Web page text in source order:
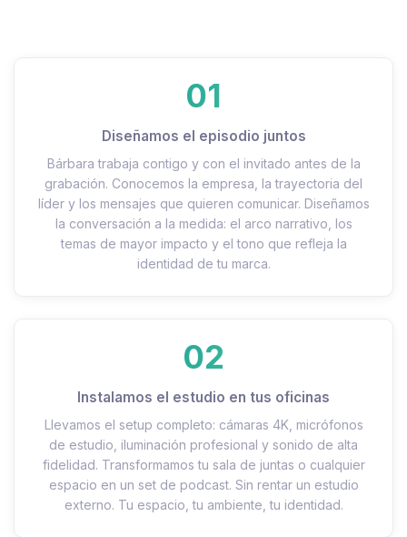
01
Diseñamos el episodio juntos
Bárbara trabaja contigo y con el invitado antes de la
grabación. Conocemos la empresa, la trayectoria del
líder y los mensajes que quieren comunicar. Diseñamos
la conversación a la medida: el arco narrativo, los
temas de mayor impacto y el tono que refleja la
identidad de tu marca.
02
Instalamos el estudio en tus oficinas
Llevamos el setup completo: cámaras 4K, micrófonos
de estudio, iluminación profesional y sonido de alta
fidelidad. Transformamos tu sala de juntas o cualquier
espacio en un set de podcast. Sin rentar un estudio
externo. Tu espacio, tu ambiente, tu identidad.